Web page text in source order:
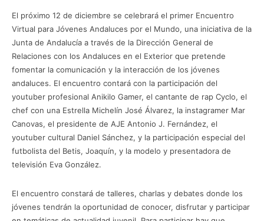
El próximo 12 de diciembre se celebrará el primer Encuentro
Virtual para Jóvenes Andaluces por el Mundo, una iniciativa de la
Junta de Andalucía a través de la Dirección General de
Relaciones con los Andaluces en el Exterior que pretende
fomentar la comunicación y la interacción de los jóvenes
andaluces. El encuentro contará con la participación del
youtuber profesional Anikilo Gamer, el cantante de rap Cyclo, el
chef con una Estrella Michelín José Álvarez, la instagramer Mar
Canovas, el presidente de AJE Antonio J. Fernández, el
youtuber cultural Daniel Sánchez, y la participación especial del
futbolista del Betis, Joaquín, y la modelo y presentadora de
televisión Eva González.
El encuentro constará de talleres, charlas y debates donde los
jóvenes tendrán la oportunidad de conocer, disfrutar y participar